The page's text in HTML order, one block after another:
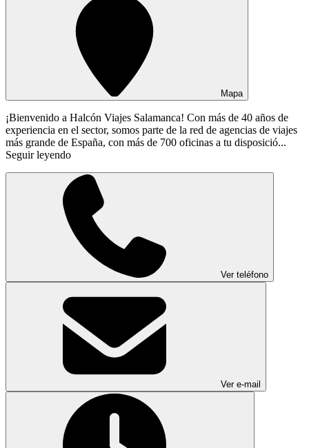
Mapa
¡Bienvenido a Halcón Viajes Salamanca! Con más de 40 años de
experiencia en el sector, somos parte de la red de agencias de viajes
más grande de España, con más de 700 oficinas a tu disposició...
Seguir leyendo
Ver teléfono
Ver e-mail